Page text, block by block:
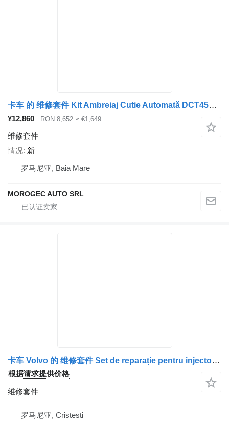
卡车 的 维修套件 Kit Ambreiaj Cutie Automată DCT450 Powershift Ford/Volvo OEM BW
¥12,860 RON 8,652 ≈ €1,649
维修套件
情况 新
罗马尼亚, Baia Mare
MOROGEC AUTO SRL
卡车 Volvo 的 维修套件 Set de reparație pentru injectoare
根据请求提供价格
维修套件
罗马尼亚, Cristesti